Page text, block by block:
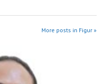
More posts in Figur »